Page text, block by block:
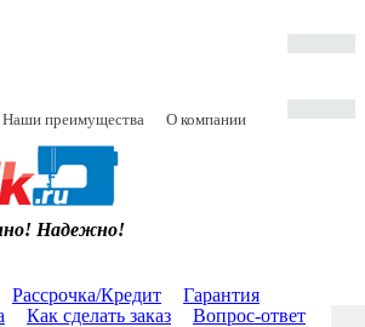
Наши преимущества О компании
Надежно!
Рассрочка/Кредит
Гарантия
Как сделать заказ Вопрос-ответ